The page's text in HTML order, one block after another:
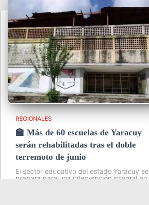
REGIONALES
🏫 Más de 60 escuelas de Yaracuy
serán rehabilitadas tras el doble
terremoto de junio
El sector educativo del estado Yaracuy se
prepara para una intervención integral en